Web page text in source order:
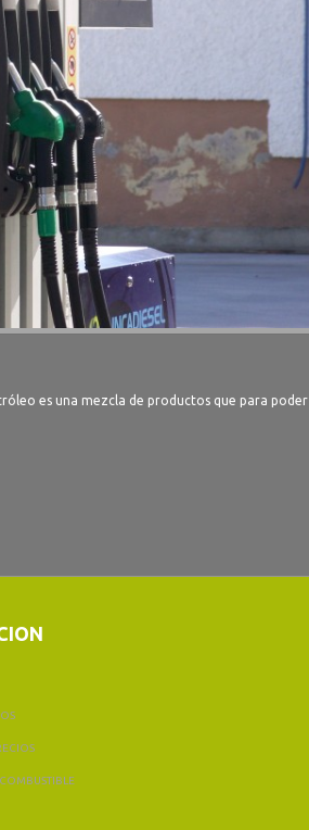
es una mezcla de productos que para poder